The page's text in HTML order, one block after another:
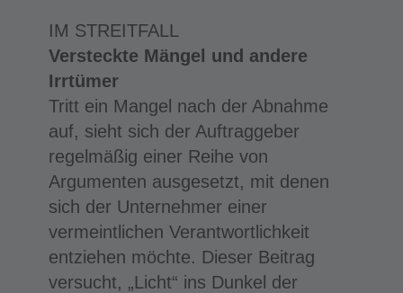
IM STREITFALL
Versteckte Mängel und andere
Irrtümer
Tritt ein Mangel nach der Abnahme
auf, sieht sich der Auftraggeber
regelmäßig einer Reihe von
Argumenten ausgesetzt, mit denen
sich der Unternehmer einer
vermeintlichen Verantwortlichkeit
entziehen möchte. Dieser Beitrag
versucht, „Licht“ ins Dunkel der